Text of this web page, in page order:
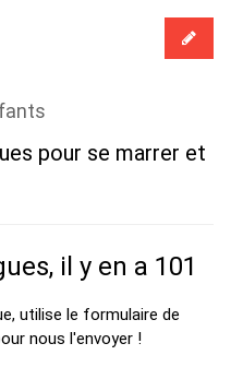
pour se marrer et
il y en a 101
utilise le formulaire de
nous l'envoyer !